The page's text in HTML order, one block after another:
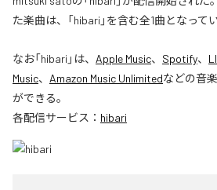
た楽曲は、「hibari」を含む全1曲となってい
なお「hibari 」は、 Apple Music、 Spotify、
Music、 Amazon Music Unlimitedなどの音
ができる。
各配信サービス： hibari